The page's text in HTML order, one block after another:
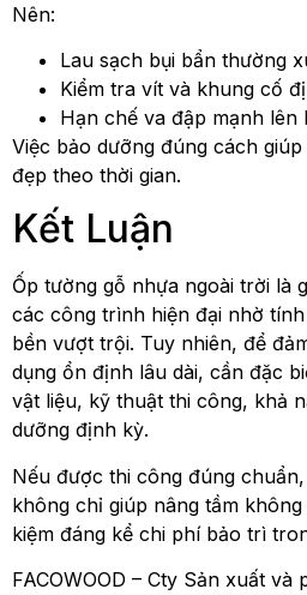
Nên:
Lau sạch bụi bẩn thường
Kiểm tra vít và khung cố
Hạn chế va đập mạnh lên
Việc bảo dưỡng đúng cách
đẹp theo thời gian.
Kết Luận
Ốp tường gỗ nhựa ngoài trời là
các công trình hiện đại nhờ
bền vượt trội. Tuy nhiên, để
dụng ổn định lâu dài, cần đặc
vật liệu, kỹ thuật thi công, khả
dưỡng định kỳ.
Nếu được thi công đúng
không chỉ giúp nâng tầm
kiệm đáng kể chi phí bảo trì
FACOWOOD – Cty Sản xuất